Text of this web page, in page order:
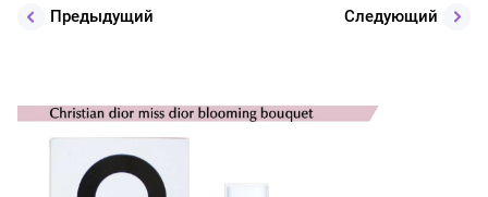
Предыдущий Следующий